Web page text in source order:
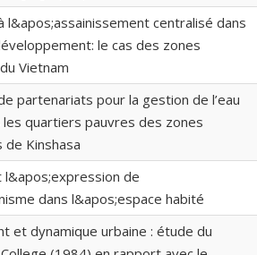
l&apos;assainissement centralisé dans
le cas des zones
Vietnam
partenariats pour la gestion de l’eau
quartiers pauvres des zones
de Kinshasa
l&apos;expression de
dans l&apos;espace habité
et dynamique urbaine : étude du